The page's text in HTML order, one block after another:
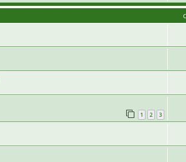
1 2 3